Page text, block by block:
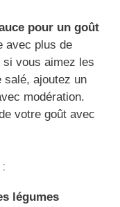
pour un goût
avec plus de
si vous aimez les
salé, ajoutez un
modération.
votre goût avec
:
légumes